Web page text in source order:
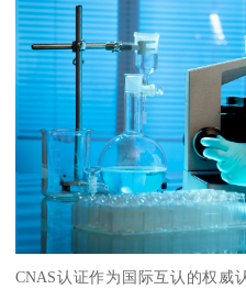
CNAS认证作为国际互认的权威